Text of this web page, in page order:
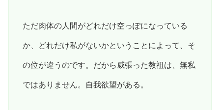
ただ肉体の人間がどれだけ空っぽになっている
か、どれだけ私がないかということによって、そ
の位が違うのです。だから威張った教祖は、無私
ではありません。自我欲望がある。